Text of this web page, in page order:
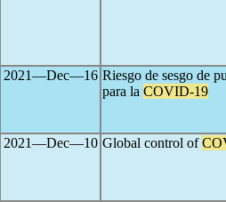
2021―Dec―16 Riesgo de sesgo de
para la COVID-19
2021―Dec―10 Global control of